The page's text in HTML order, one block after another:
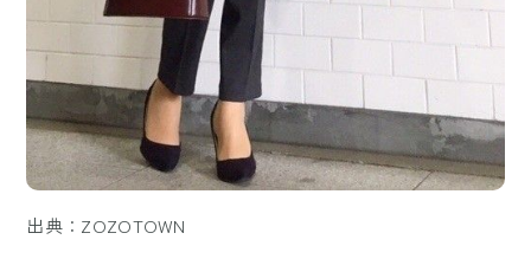
出典：ZOZOTOWN